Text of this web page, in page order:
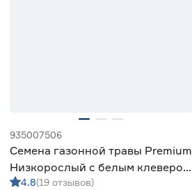
935007506
Семена газонной травы Premium
Низкорослый с белым клевером
1 кг4.8(19 отзывов)